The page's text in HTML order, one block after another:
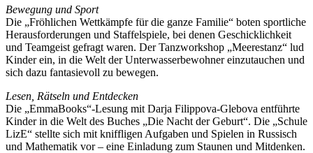
Bewegung und Sport
Die „Fröhlichen Wettkämpfe für die ganze Familie“ boten sportliche
Herausforderungen und Staffelspiele, bei denen Geschicklichkeit
und Teamgeist gefragt waren. Der Tanzworkshop „Meerestanz“ lud
Kinder ein, in die Welt der Unterwasserbewohner einzutauchen und
sich dazu fantasievoll zu bewegen.
Lesen, Rätseln und Entdecken
Die „EmmaBooks“-Lesung mit Darja Filippova-Glebova entführte
Kinder in die Welt des Buches „Die Nacht der Geburt“. Die „Schule
LizE“ stellte sich mit kniffligen Aufgaben und Spielen in Russisch
und Mathematik vor – eine Einladung zum Staunen und Mitdenken.